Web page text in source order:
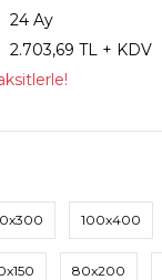
24 Ay
2.703,69 TL + KDV
100x400
80x200